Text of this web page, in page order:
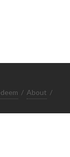
/ About /